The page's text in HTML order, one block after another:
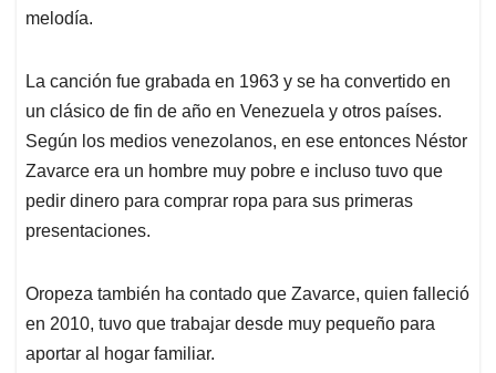
melodía.
La canción fue grabada en 1963 y se ha convertido en
un clásico de fin de año en Venezuela y otros países.
Según los medios venezolanos, en ese entonces Néstor
Zavarce era un hombre muy pobre e incluso tuvo que
pedir dinero para comprar ropa para sus primeras
presentaciones.
Oropeza también ha contado que Zavarce, quien falleció
en 2010, tuvo que trabajar desde muy pequeño para
aportar al hogar familiar.